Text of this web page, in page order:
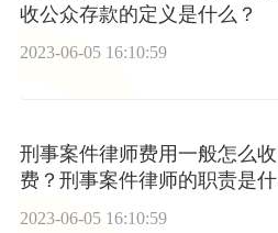
收公众存款的定义是什么？
2023-06-05 16:10:59
刑事案件律师费用一般怎么收
费？刑事案件律师的职责是什
么？ 动态
2023-06-05 16:10:59